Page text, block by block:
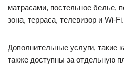
матрасами, постельное белье,
зона, терраса, телевизор и Wi-Fi.
Дополнительные услуги, такие
также доступны за отдельную